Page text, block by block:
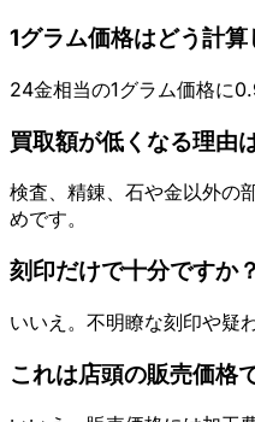
1グラム価格はどう計算
24金相当の1グラム価格に
買取額が低くなる理由
検査、精錬、石や金以外の
めです。
刻印だけで十分ですか？
いいえ。不明瞭な刻印や疑
これは店頭の販売価格